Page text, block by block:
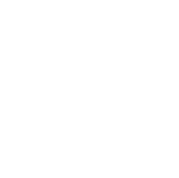
たうえで、合理的
番4-305
03-6753-0948